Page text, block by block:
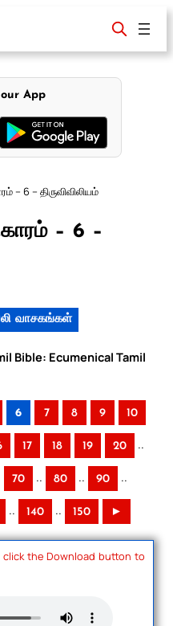
App
– 6 – திருவிவிலியம்
– 6 –
வாசகங்கள்
Bible: Ecumenical Tamil
6 7 8 9 10
17 18 19 20 ..
70 .. 80 .. 90 ..
.. 140 .. 150 ►
the Download button to